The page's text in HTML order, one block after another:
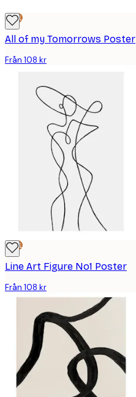
DEAL
All of my Tomorrows Poster
Från 108 kr
DEAL
Line Art Figure No1 Poster
Från 108 kr